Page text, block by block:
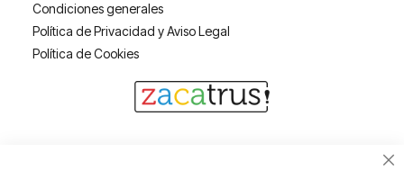
Condiciones generales
Política de Privacidad y Aviso Legal
Política de Cookies